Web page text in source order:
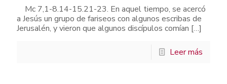
Mc 7,1-8.14-15.21-23. En aquel tiempo, se acercó
a Jesús un grupo de fariseos con algunos escribas de
Jerusalén, y vieron que algunos discípulos comían […]
Leer más